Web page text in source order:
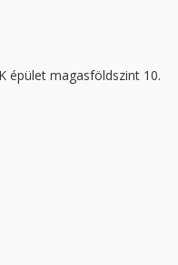
épület magasföldszint 10.